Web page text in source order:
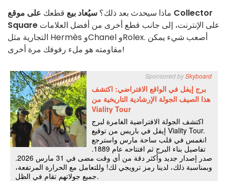
ماذا سيحدث بعد ذلك؟ سيُعاد بيع قطعك على موقع Collector
Square
التجارية مثل Hermès وChanel وRolex. أصعب شيء يمكن
مقاومته هو ملء رفوفك مرة أخرى!